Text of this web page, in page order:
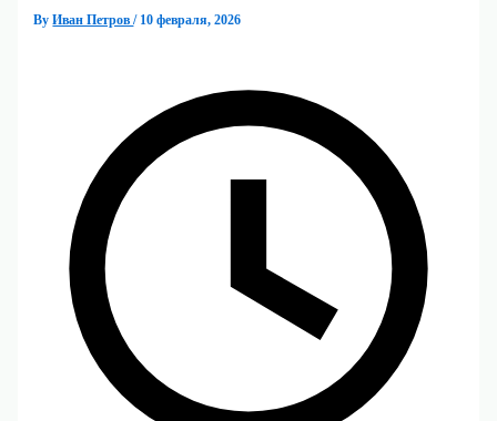
ByИван Петров/ 10 февраля, 2026